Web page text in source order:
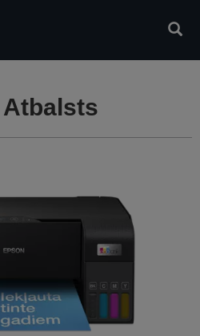
Atbalsts